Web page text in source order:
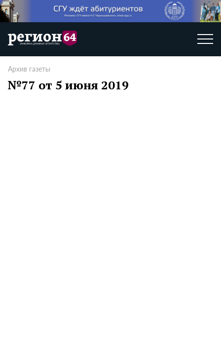
Архив газеты
№77 от 5 июня 2019